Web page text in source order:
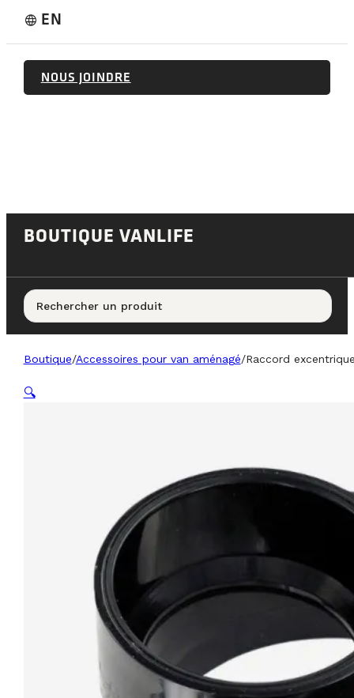
language EN
NOUS JOINDRE
BOUTIQUE VANLIFE
Rechercher un produit
Boutique/Accessoires pour van aménagé/Raccord
🔍